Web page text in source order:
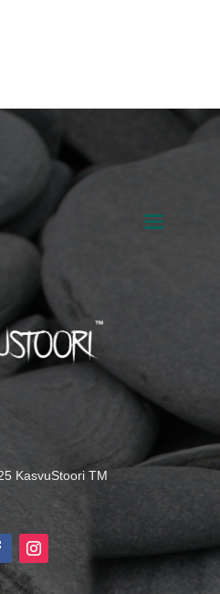
KasvuStoori TM